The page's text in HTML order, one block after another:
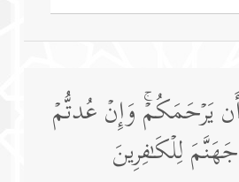
یَرۡحَمَكُمۡۚ وَإِنۡ عُدتُّمۡ
لِلۡكَـٰفِرِینَ